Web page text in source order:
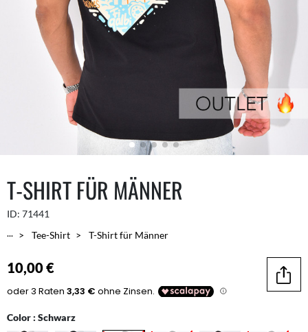
T-SHIRT FÜR MÄNNER
ID: 71441
...
Tee-Shirt T-Shirt für Männer
10,00 € Teilen
Color : Schwarz